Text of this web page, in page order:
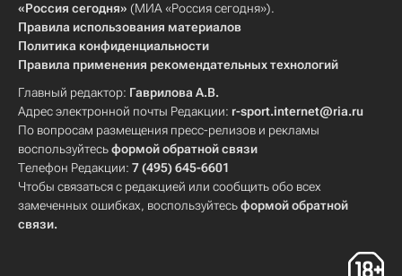
«Россия сегодня» (МИА «Россия сегодня»).
Правила использования материалов
Политика конфиденциальности
Правила применения рекомендательных технологий
Главный редактор: Гаврилова А.В.
Адрес электронной почты Редакции: r-sport.internet@ria.ru
По вопросам размещения пресс-релизов и рекламы
воспользуйтесьформой обратной связи
Телефон Редакции: 7 (495) 645-6601
Чтобы связаться с редакцией или сообщить обо всех
замеченных ошибках, воспользуйтесьформой обратной
связи.